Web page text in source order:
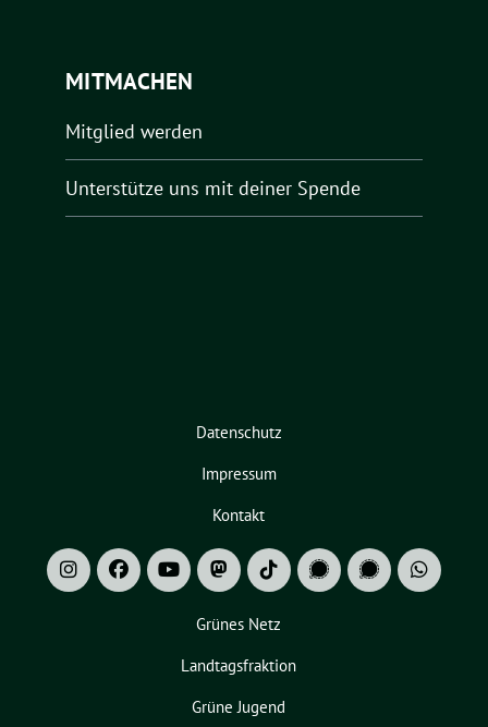
MITMACHEN
Mitglied werden
Unterstütze uns mit deiner Spende
Datenschutz
Impressum
Kontakt
Grünes Netz
Landtagsfraktion
Grüne Jugend